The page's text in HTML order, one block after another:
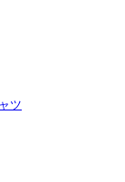
ツ